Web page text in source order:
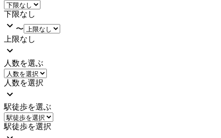
下限なし
〜
上限なし
人数を選ぶ
人数を選択
駅徒歩を選ぶ
駅徒歩を選択